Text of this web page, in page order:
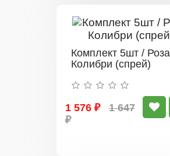
Комплект 5шт / Роза
Колибри (спрей)
1 576 ₽
1 647
₽